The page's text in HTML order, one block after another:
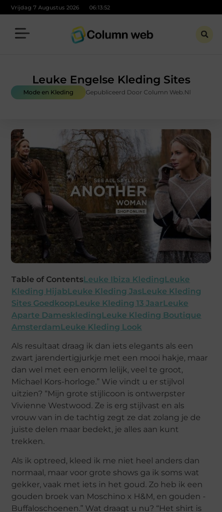
Vrijdag 7 Augustus 2026 06:13:54
Leuke Engelse Kleding Sites
Mode en Kleding Gepubliceerd Door Column Web.nl
Table of ContentsLeuke Ibiza KledingLeuke
Kleding HijabLeuke Kleding JasLeuke Kleding
Sites GoedkoopLeuke Kleding 13 JaarLeuke
Aparte DameskledingLeuke Kleding Boutique
AmsterdamLeuke Kleding Look
Als resultaat draag ik dan iets elegants als een
zwart jarendertigjurkje met een mooi hakje, maar
dan wel met een enorm lelijk, veel te groot,
Michael Kors-horloge.” Wie vindt u er stijlvol
uitzien? “Mijn grote stijlicoon is ontwerpster
Vivienne Westwood. Ze is erg stijlvast en als
vrouw van in de tachtig zegt ze dat zolang je de
juiste delen maar bedekt, je alles aan kunt
trekken.
Als ik optreed, kleed ik me niet heel anders dan
normaal, maar voor grote shows ga ik soms wat
gekker, vaak met iets in het goud. Zo heb ik een
gouden broek van Moschino x H&M, en gouden ­
Buffaloschoenen.” Wat draagt u nu? “Het shirt is